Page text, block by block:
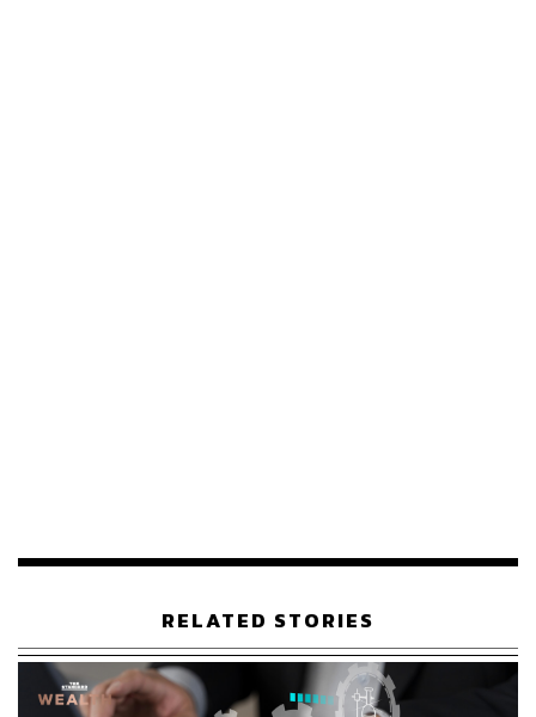
มกราคม เขาเรียกปี 2026 ว่าเป็น “ปีที่ AI จะเริ่มเปลี่ยนวิธีการ
“เราเริ่มเห็นโปรเจกต์ที่เคยต้องใช้ทีมใหญ่ ตอนนี้สามารถ
ทำให้สำเร็จได้ด้วยคนเก่งเพียงคนเดียว” ซักเคอร์เบิร์กกล่าว
RELATED STORIES